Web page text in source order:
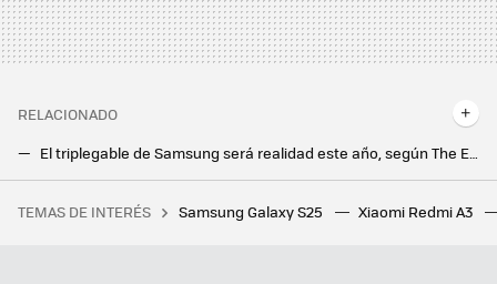
RELACIONADO
El triplegable de Samsung será realidad este año, según The Elec. Un golpe directo contra Huawei
Si la pregunta es cuánto dinero existe en el mundo por persona, este revelador gráfico tiene la respuesta
TEMAS DE INTERÉS Samsung Galaxy S25 Xiaomi Redmi A3